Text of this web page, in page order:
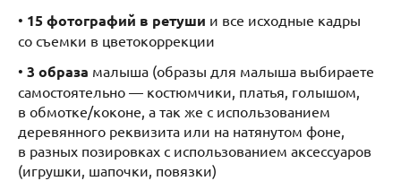
• 15 фотографий в ретуши и все исходные кадры
со съемки в цветокоррекции
• 3 образа малыша (образы для малыша выбираете
самостоятельно — костюмчики, платья, голышом,
в обмотке/коконе, а так же с использованием
деревянного реквизита или на натянутом фоне,
в разных позировках с использованием аксессуаров
(игрушки, шапочки, повязки)